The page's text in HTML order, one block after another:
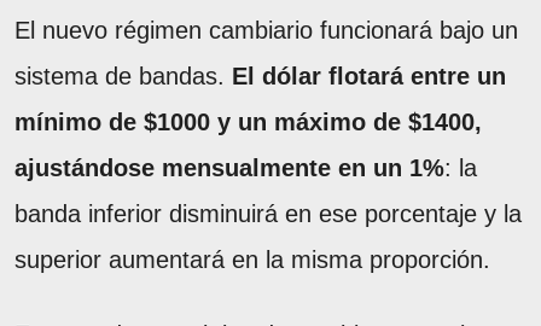
El nuevo régimen cambiario funcionará bajo un
sistema de bandas. El dólar flotará entre un
mínimo de $1000 y un máximo de $1400,
ajustándose mensualmente en un 1%: la
banda inferior disminuirá en ese porcentaje y la
superior aumentará en la misma proporción.